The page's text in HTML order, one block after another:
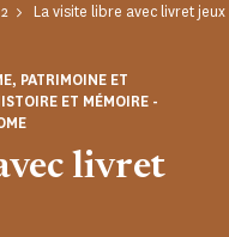
La visite libre avec livret jeux
livret
PATRIMOINE ET
ET MÉMOIRE -